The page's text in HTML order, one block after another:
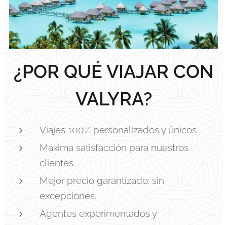
¿POR QUÉ VIAJAR CON
VALYRA?
Viajes 100% personalizados y únicos
Máxima satisfacción para nuestros
clientes.
Mejor precio garantizado: sin
excepciones.
Agentes experimentados y